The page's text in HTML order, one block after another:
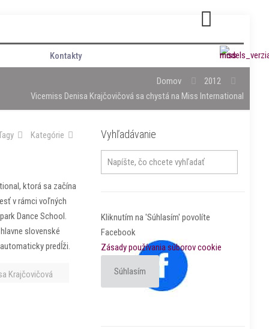
Kontakty
Domov
2012
Vicemiss Denisa Krajčovičová sa chystá na Miss International
Kategórie
ktorá sa začína
v rámci voľných
Dance School.
slovenské
predĺži.
Krajčovičová
Vyhľadávanie
Kliknutím na 'Súhlasím' povolíte
Facebook
Zásady používania súborov cookie
Súhlasím